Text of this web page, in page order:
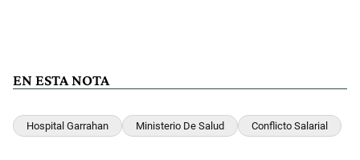
EN ESTA NOTA
Hospital Garrahan Ministerio De Salud Conflicto Salarial